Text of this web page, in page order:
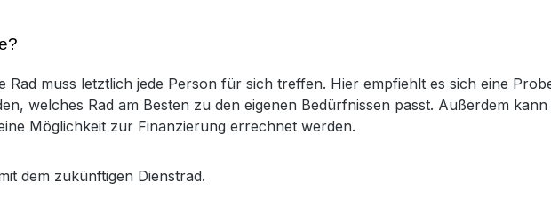
Rad muss letztlich jede Person für sich treffen. Hier empfiehlt es sich eine
welches Rad am Besten zu den eigenen Bedürfnissen passt. Außerdem
Möglichkeit zur Finanzierung errechnet werden.
dem zukünftigen Dienstrad.